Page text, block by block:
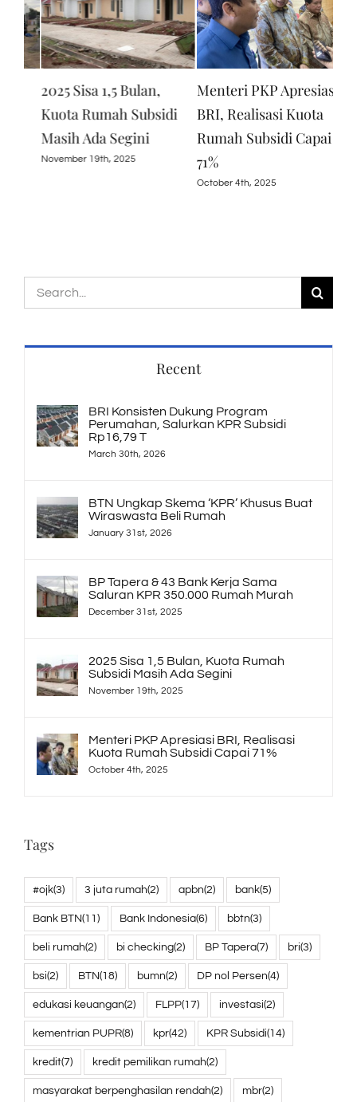
Menteri PKP Apresiasi
BRI, Realisasi Kuota
Rumah Subsidi Capai
71%
BRI Konsisten Dukung
Program Perumahan,
Salurkan KPR Subsidi
Rp16,79 T
March 30th, 2026
Search
Recent
BRI Konsisten Dukung Program
Perumahan, Salurkan KPR Subsidi
Rp16,79 T
March 30th, 2026
BTN Ungkap Skema ‘KPR’ Khusus Buat
Wiraswasta Beli Rumah
January 31st, 2026
BP Tapera & 43 Bank Kerja Sama
Saluran KPR 350.000 Rumah Murah
December 31st, 2025
2025 Sisa 1,5 Bulan, Kuota Rumah
Subsidi Masih Ada Segini
November 19th, 2025
Menteri PKP Apresiasi BRI, Realisasi
Kuota Rumah Subsidi Capai 71%
October 4th, 2025
Tags
#ojk(3) 3 juta rumah(2) apbn(2) bank(5)
Bank BTN(11) Bank Indonesia(6) bbtn(3)
beli rumah(2) bi checking(2) BP Tapera(7) bri(3)
bsi(2) BTN(18) bumn(2) DP nol Persen(4)
edukasi keuangan(2) FLPP(17) investasi(2)
kementrian PUPR(8) kpr(42) KPR Subsidi(14)
kredit(7) kredit pemilikan rumah(2)
masyarakat berpenghasilan rendah(2) mbr(2)